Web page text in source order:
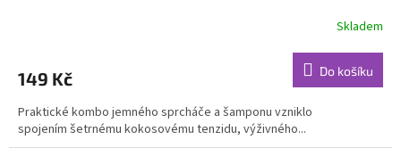
Skladem
149 Kč Do košíku
Praktické kombo jemného sprcháče a šamponu vzniklo
spojením šetrnému kokosovému tenzidu, výživného...